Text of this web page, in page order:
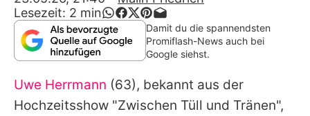
Familie & Liebe
Promiflash Exklusiv
Alle Themen auf Promiflash
Lesezeit: 2 min
Damit du die spannendsten
Promiflash-News auch bei
Google siehst.
Uwe Herrmann (63), bekannt aus der
Hochzeitsshow "Zwischen Tüll und Tränen",